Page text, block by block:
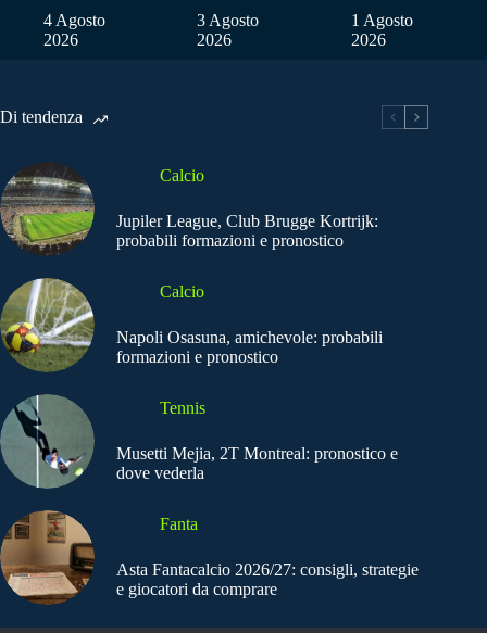
4 Agosto
2026
3 Agosto
2026
1 Agosto
2026
Di tendenza
Calcio
Jupiler League, Club Brugge Kortrijk:
probabili formazioni e pronostico
Calcio
Napoli Osasuna, amichevole: probabili
formazioni e pronostico
Tennis
Musetti Mejia, 2T Montreal: pronostico e
dove vederla
Fanta
Asta Fantacalcio 2026/27: consigli, strategie
e giocatori da comprare